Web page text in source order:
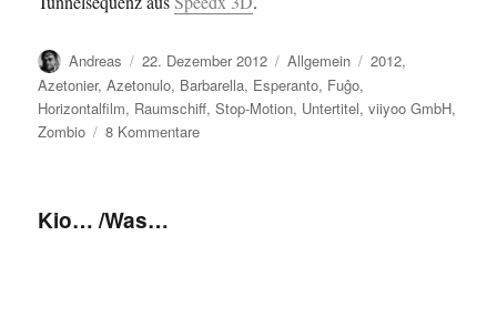
Autor
Andreas
Veröffentlicht
am
22. Dezember 2012 Kategorien
Allgemein Schlagwörter
2012,
Azetonier,Azetonulo, Barbarella, Esperanto, Fuĝo,
Horizontalfilm, Raumschiff,Stop-Motion, Untertitel,viiyoo GmbH,
Zombio
8 Kommentarezu
Kio… /Was…